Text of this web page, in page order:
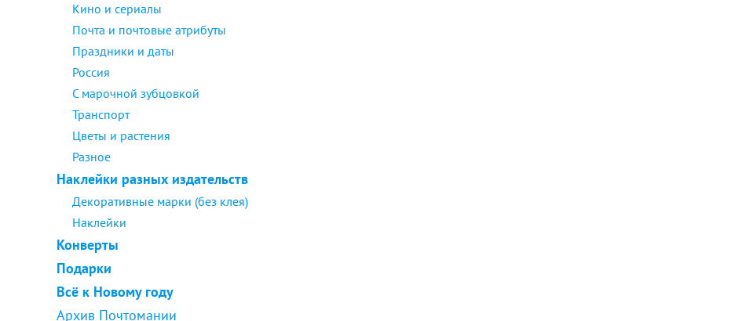
Кино и сериалы
Почта и почтовые атрибуты
Праздники и даты
Россия
С марочной зубцовкой
Транспорт
Цветы и растения
Разное
Наклейки разных издательств
Декоративные марки (без клея)
Наклейки
Конверты
Подарки
Всё к Новому году
Архив Почтомании